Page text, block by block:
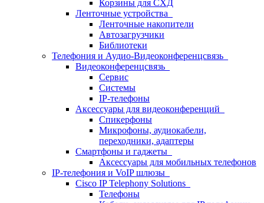
Корзины для СХД
Ленточные устройства
Ленточные накопители
Автозагрузчики
Библиотеки
Телефония и Аудио-Видеоконференцсвязь
Видеоконференцсвязь
Сервис
Системы
IP-телефоны
Аксессуары для видеоконференций
Спикерфоны
Микрофоны, аудиокабели,
переходники, адаптеры
Смартфоны и гаджеты
Аксессуары для мобильных телефонов
IP-телефония и VoIP шлюзы
Cisco IP Telephony Solutions
Телефоны